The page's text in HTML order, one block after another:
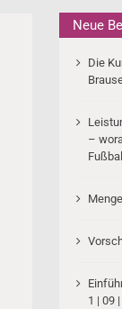
Neue
Die
–
1 | 09